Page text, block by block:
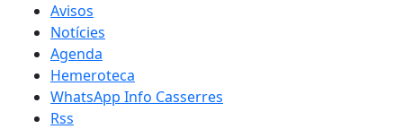
Avisos
Notícies
Agenda
Hemeroteca
WhatsApp Info Casserres
Rss